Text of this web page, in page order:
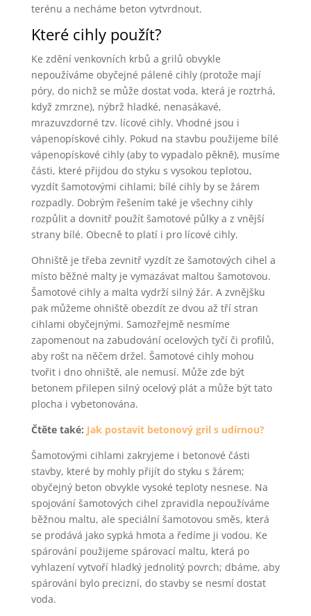
terénu a necháme beton vytvrdnout.
Které cihly použít?
Ke zdění venkovních krbů a grilů obvykle
nepoužíváme obyčejné pálené cihly (protože mají
póry, do nichž se může dostat voda, která je roztrhá,
když zmrzne), nýbrž hladké, nenasákavé,
mrazuvzdorné tzv. lícové cihly. Vhodné jsou i
vápenopískové cihly. Pokud na stavbu použijeme bílé
vápenopískové cihly (aby to vypadalo pěkně), musíme
části, které přijdou do styku s vysokou teplotou,
vyzdít šamotovými cihlami; bílé cihly by se žárem
rozpadly. Dobrým řešením také je všechny cihly
rozpůlit a dovnitř použít šamotové půlky a z vnější
strany bílé. Obecně to platí i pro lícové cihly.
Ohniště je třeba zevnitř vyzdít ze šamotových cihel a
místo běžné malty je vymazávat maltou šamotovou.
Šamotové cihly a malta vydrží silný žár. A zvnějšku
pak můžeme ohniště obezdít ze dvou až tří stran
cihlami obyčejnými. Samozřejmě nesmíme
zapomenout na zabudování ocelových tyčí či profilů,
aby rošt na něčem držel. Šamotové cihly mohou
tvořit i dno ohniště, ale nemusí. Může zde být
betonem přilepen silný ocelový plát a může být tato
plocha i vybetonována.
Čtěte také: Jak postavit betonový gril s udírnou?
Šamotovými cihlami zakryjeme i betonové části
stavby, které by mohly přijít do styku s žárem;
obyčejný beton obvykle vysoké teploty nesnese. Na
spojování šamotových cihel zpravidla nepoužíváme
běžnou maltu, ale speciální šamotovou směs, která
se prodává jako sypká hmota a ředíme ji vodou. Ke
spárování použijeme spárovací maltu, která po
vyhlazení vytvoří hladký jednolitý povrch; dbáme, aby
spárování bylo precizní, do stavby se nesmí dostat
voda.